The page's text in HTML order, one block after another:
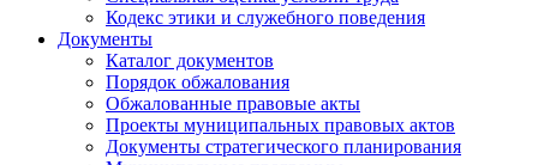
Кодекс этики и служебного поведения
Документы
Каталог документов
Порядок обжалования
Обжалованные правовые акты
Проекты муниципальных правовых актов
Документы стратегического планирования